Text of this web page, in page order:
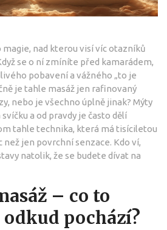
magie, nad kterou visí víc otazníků
se o ní zmíníte před kamarádem,
pobavení a vážného „to je
je tahle masáž jen rafinovaný
nebo je všechno úplně jinak? Mýty
a od pravdy je často dělí
tahle technika, která má tisíciletou
jen povrchní senzace. Kdo ví,
natolik, že se budete dívat na
– co to
pochází?